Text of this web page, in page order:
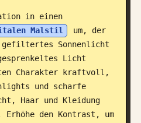
in einen
Malstil
um, der
gefiltertes Sonnenlicht
Licht
Charakter kraftvoll,
und scharfe
Haar und Kleidung
den Kontrast, um